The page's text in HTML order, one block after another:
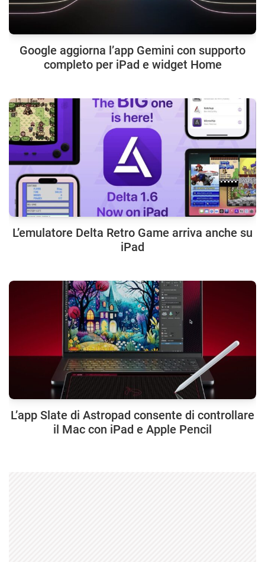
Google aggiorna l’app Gemini con supporto
completo per iPad e widget Home
L’emulatore Delta Retro Game arriva anche su
iPad
L’app Slate di Astropad consente di controllare
il Mac con iPad e Apple Pencil